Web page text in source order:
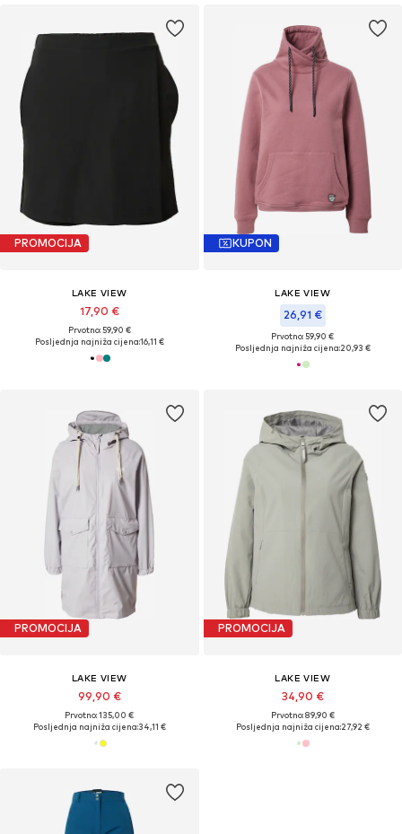
PROMOCIJA
LAKE VIEW
17,90 €
Prvotno: 59,90 €
Posljednja najniža cijena:16,11 €
KUPON
LAKE VIEW
26,91 €
Prvotno: 59,90 €
Posljednja najniža cijena:20,93 €
PROMOCIJA
LAKE VIEW
99,90 €
Prvotno: 135,00 €
Posljednja najniža cijena:34,11 €
PROMOCIJA
LAKE VIEW
34,90 €
Prvotno: 89,90 €
Posljednja najniža cijena:27,92 €